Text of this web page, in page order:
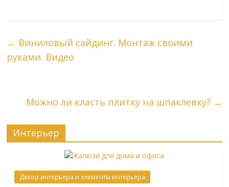
← Виниловый сайдинг. Монтаж своими
руками. Видео
Можно ли класть плитку на шпаклевку? →
Интерьер
Декор интерьера и элементы интерьера